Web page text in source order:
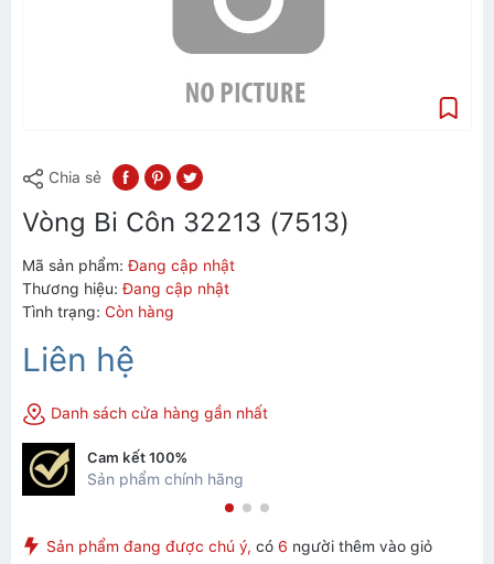
Chia sẻ
Vòng Bi Côn 32213 (7513)
Mã sản phẩm: Đang cập nhật
Thương hiệu: Đang cập nhật
Tình trạng: Còn hàng
Liên hệ
Danh sách cửa hàng gần nhất
Cam kết 100%
Sản phẩm chính hãng
Sản phẩm đang được chú ý, có 6 người thêm vào giỏ